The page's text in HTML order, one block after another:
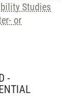
Studies
or
-